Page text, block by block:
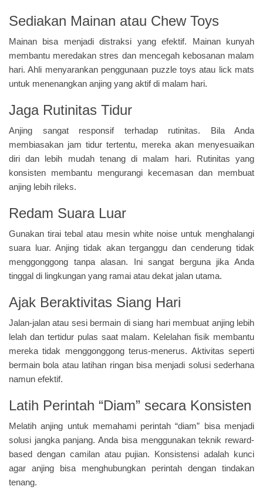
Sediakan Mainan atau Chew Toys
Mainan bisa menjadi distraksi yang efektif. Mainan kunyah
membantu meredakan stres dan mencegah kebosanan malam
hari. Ahli menyarankan penggunaan puzzle toys atau lick mats
untuk menenangkan anjing yang aktif di malam hari.
Jaga Rutinitas Tidur
Anjing sangat responsif terhadap rutinitas. Bila Anda
membiasakan jam tidur tertentu, mereka akan menyesuaikan
diri dan lebih mudah tenang di malam hari. Rutinitas yang
konsisten membantu mengurangi kecemasan dan membuat
anjing lebih rileks.
Redam Suara Luar
Gunakan tirai tebal atau mesin white noise untuk menghalangi
suara luar. Anjing tidak akan terganggu dan cenderung tidak
menggonggong tanpa alasan. Ini sangat berguna jika Anda
tinggal di lingkungan yang ramai atau dekat jalan utama.
Ajak Beraktivitas Siang Hari
Jalan-jalan atau sesi bermain di siang hari membuat anjing lebih
lelah dan tertidur pulas saat malam. Kelelahan fisik membantu
mereka tidak menggonggong terus-menerus. Aktivitas seperti
bermain bola atau latihan ringan bisa menjadi solusi sederhana
namun efektif.
Latih Perintah “Diam” secara Konsisten
Melatih anjing untuk memahami perintah “diam” bisa menjadi
solusi jangka panjang. Anda bisa menggunakan teknik reward-
based dengan camilan atau pujian. Konsistensi adalah kunci
agar anjing bisa menghubungkan perintah dengan tindakan
tenang.